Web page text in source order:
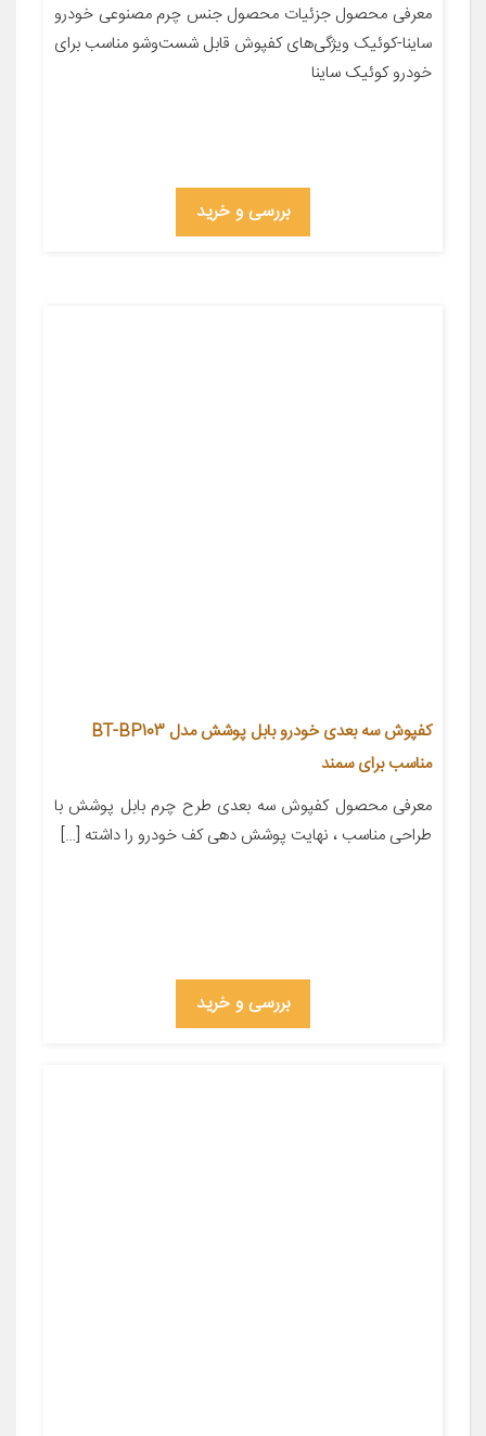
معرفی محصول جزئیات محصول جنس چرم مصنوعی خودرو
ساینا-کوئیک ویژگی‌های کفپوش قابل شست‌وشو مناسب برای
خودرو کوئیک ساینا
بررسی و خرید
کفپوش سه بعدی خودرو بابل پوشش مدل BT-BP103
مناسب برای سمند
معرفی محصول کفپوش سه بعدی طرح چرم بابل پوشش با
طراحی مناسب ، نهایت پوشش دهی کف خودرو را داشته […]
بررسی و خرید